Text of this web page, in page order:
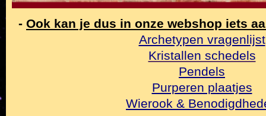
- Ook kan je dus in onze webshop iets
Archetypen vragenlijst
Kristallen schedels
Pendels
Purperen plaatjes
Wierook &